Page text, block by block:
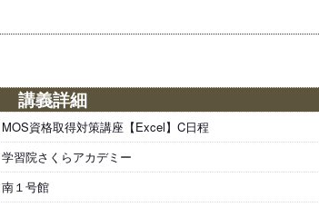
講義詳細
MOS資格取得対策講座【Excel】C日程
学習院さくらアカデミー
南１号館